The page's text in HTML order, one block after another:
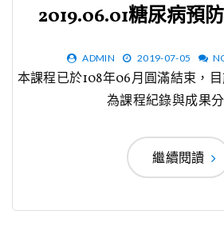
2019.06.01糖尿病預
ADMIN 2019-07-05
本課程已於108年06月圓滿結束，目前已停止招生，本文
為課程紀錄與成果
繼續閱讀